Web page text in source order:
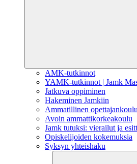
AMK-tutkinnot
YAMK-tutkinnot | Jamk
Jatkuva oppiminen
Hakeminen Jamkiin
Ammatillinen
Avoin ammattikorkeakoulu
Jamk tutuksi: vierailut ja
Opiskelijoiden kokemuksia
Syksyn yhteishaku